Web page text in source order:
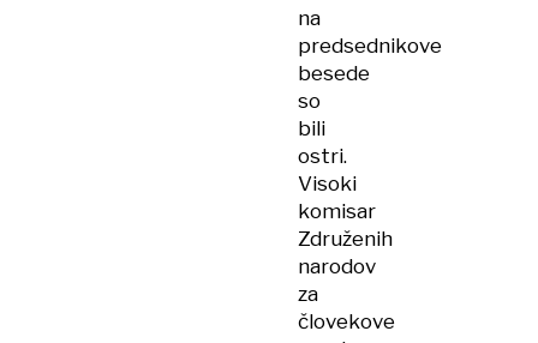
na
predsednikove
besede
so
bili
ostri.
Visoki
komisar
Združenih
narodov
za
človekove